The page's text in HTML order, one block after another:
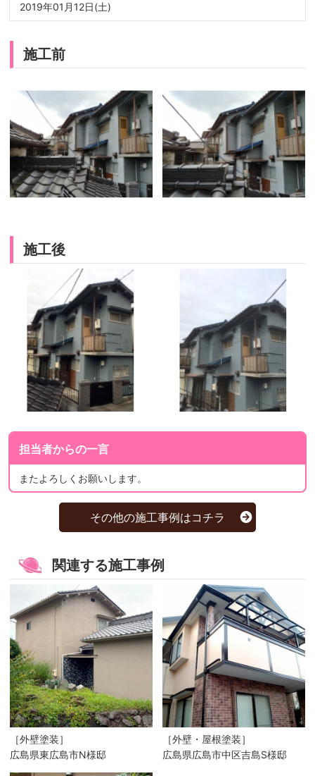
2019年01月12日(土)
施工前
施工後
担当者からの一言
またよろしくお願いします。
その他の施工事例はコチラ
関連する施工事例
［外壁塗装］
広島県東広島市N様邸
［外壁・屋根塗装］
広島県広島市中区吉島S様邸